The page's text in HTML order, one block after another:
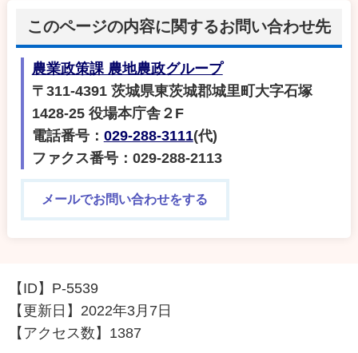
このページの内容に関するお問い合わせ先
農業政策課 農地農政グループ
〒311-4391 茨城県東茨城郡城里町大字石塚
1428-25 役場本庁舎２F
電話番号： 029-288-3111(代)
ファクス番号：029-288-2113
メールでお問い合わせをする
【ID】 P-5539
【更新日】 2022年3月7日
【アクセス数】 1387